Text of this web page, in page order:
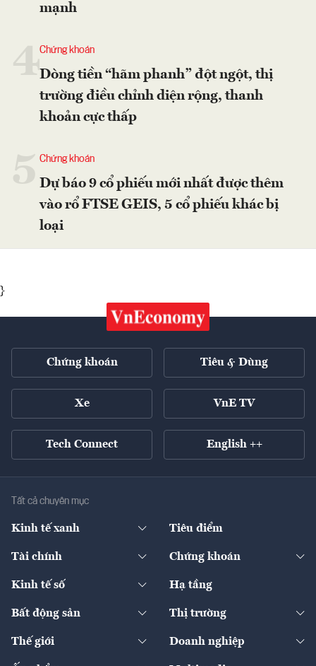
mạnh
4Chứng khoán
Dòng tiền “hãm phanh” đột ngột, thị
trường điều chỉnh diện rộng, thanh
khoản cực thấp
Chứng khoán
Dự báo 9 cổ phiếu mới nhất được thêm
vào rổ FTSE GEIS, 5 cổ phiếu khác bị
loại
}
Chứng khoán Tiêu & Dùng
Xe VnE TV
Tech Connect English ++
Tất cả chuyên mục
Kinh tế xanh
Diễn đàn
Tiêu điểm
Tài chính
Ngân hàng
Bảo hiểm
Chứng khoán
Doanh nghiệp niêm yết
Kinh tế số
Sản phẩm - Thị trường
Hạ tầng
Bất động sản
Chính sách
Thị trường
Thế giới
Kinh tế
Doanh nghiệp